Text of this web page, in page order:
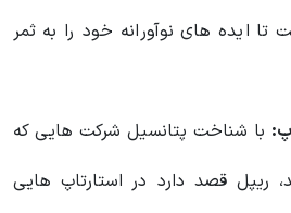
ایده های نوآورانه خود را به ثمر
با شناخت پتانسیل شرکت هایی که
ریپل قصد دارد در استارتاپ هایی